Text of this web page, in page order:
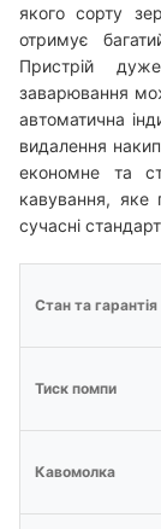
якого сорту
отримує
Пристрій
заварювання
автоматична
видалення
економне та
кавування, яке
сучасні
Стан та гарантія
Тиск помпи
Кавомолка